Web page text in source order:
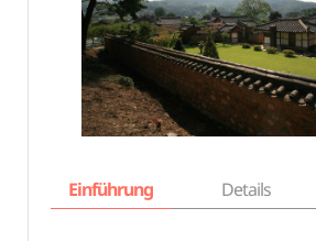
Einführung Details